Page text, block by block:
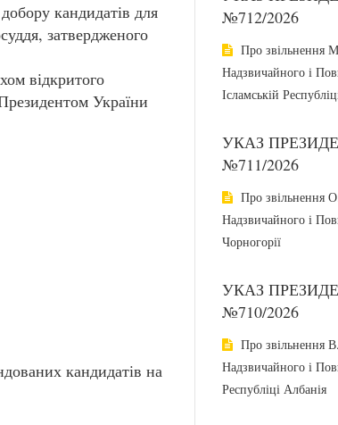
№712/2026
Про звільнення
Надзвичайного і
Ісламській
УКАЗ
№711/2026
Про звільнення
Надзвичайного і
Чорногорії
УКАЗ
№710/2026
Про звільнення
Надзвичайного і
Республіці Албанія
кандидатів для
затвердженого
відкритого
України
кандидатів на